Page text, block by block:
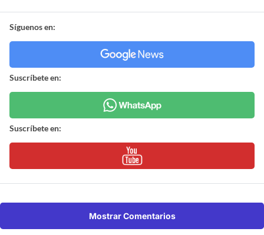
Síguenos en:
Suscríbete en:
Suscríbete en:
Mostrar Comentarios